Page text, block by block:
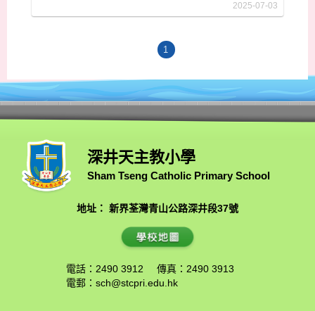
2025-07-03
1
深井天主教小學
Sham Tseng Catholic Primary School
地址： 新界荃灣青山公路深井段37號
電話：2490 3912
傳真：2490 3913
電郵： sch@stcpri.edu.hk